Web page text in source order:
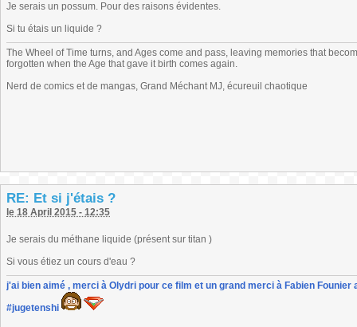
Je serais un possum. Pour des raisons évidentes.
Si tu étais un liquide ?
The Wheel of Time turns, and Ages come and pass, leaving memories that
forgotten when the Age that gave it birth comes again.
Nerd de comics et de mangas, Grand Méchant MJ, écureuil chaotique
RE: Et si j'étais ?
le 18 April 2015 - 12:35
Je serais du méthane liquide (présent sur titan )
Si vous étiez un cours d'eau ?
j'ai bien aimé , merci à Olydri pour ce film et un grand merci à Fabien
#jugetenshi